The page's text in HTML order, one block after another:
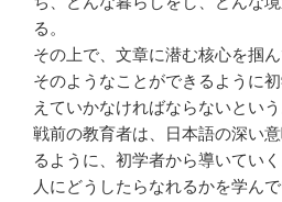
る。
その上で、文章に潜む核心を掴ん
そのようなことができるように
えていかなければならないという
戦前の教育者は、日本語の深い
るように、初学者から導いてい
人にどうしたらなれるかを学んで